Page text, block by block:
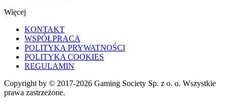
Więcej
KONTAKT
WSPÓŁPRACA
POLITYKA PRYWATNOŚCI
POLITYKA COOKIES
REGULAMIN
Copyright by © 2017-2026 Gaming Society Sp. z o. o. Wszystkie
prawa zastrzeżone.